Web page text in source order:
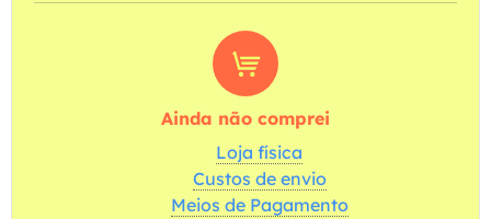
Ainda não comprei
Loja física
Custos de envio
Meios de Pagamento